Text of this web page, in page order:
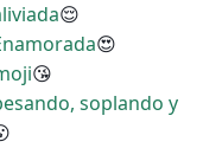
😌
😍
😘
soplando y